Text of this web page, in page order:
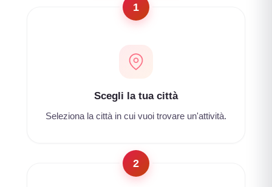
1
Scegli la tua città
Seleziona la città in cui vuoi trovare un'attività.
2